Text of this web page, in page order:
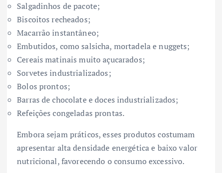
Salgadinhos de pacote;
Biscoitos recheados;
Macarrão instantâneo;
Embutidos, como salsicha, mortadela e nuggets;
Cereais matinais muito açucarados;
Sorvetes industrializados;
Bolos prontos;
Barras de chocolate e doces industrializados;
Refeições congeladas prontas.
Embora sejam práticos, esses produtos costumam
apresentar alta densidade energética e baixo valor
nutricional, favorecendo o consumo excessivo.